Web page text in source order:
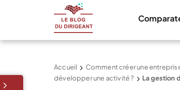
Accueil Comment créer une
développer une activité ?
La gestion